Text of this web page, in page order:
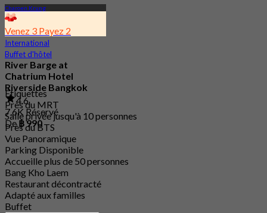
Charoen Krung
Venez 3 Payez 2
International
Buffet d'hôtel
River Barge at
Chatrium Hotel
Riverside Bangkok
4.6
7.6K Réservé
De฿ 990
Étiquettes
Près du MRT
Salle privée jusqu'à 10 personnes
Près du BTS
Vue Panoramique
Parking Disponible
Accueille plus de 50 personnes
Bang Kho Laem
Restaurant décontracté
Adapté aux familles
Buffet